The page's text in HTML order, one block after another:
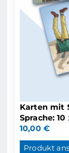
Karten mit
Sprache:
10,00 €
Produkt